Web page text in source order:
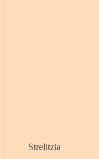
Strelitzia